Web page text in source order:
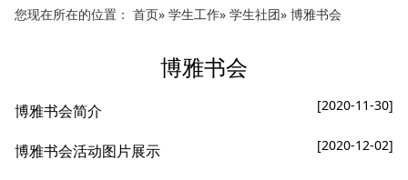
您现在所在的位置： 首页» 学生工作» 学生社团» 博雅书会
博雅书会
博雅书会简介 [2020-11-30]
博雅书会活动图片展示 [2020-12-02]